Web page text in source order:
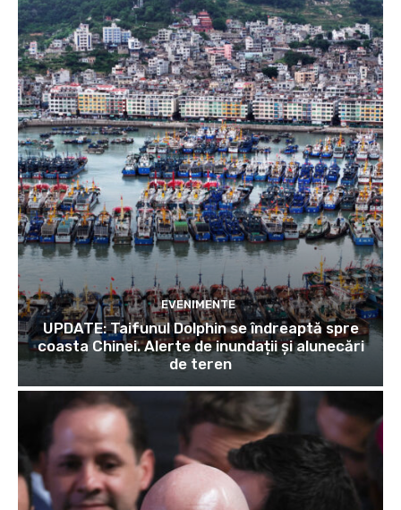
EVENIMENTE
UPDATE: Taifunul Dolphin se îndreaptă spre
coasta Chinei. Alerte de inundații și alunecări
de teren